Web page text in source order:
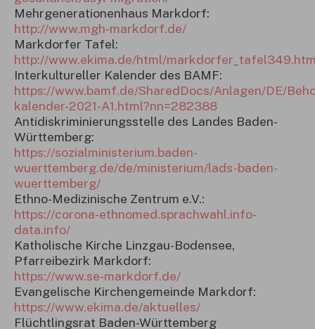
Mehrgenerationenhaus Markdorf:
http://www.mgh-markdorf.de/
Markdorfer Tafel:
http://www.ekima.de/html/
Interkultureller Kalender des BAMF:
https://www.bamf.de/SharedDocs/Anlagen/DE/
kalender-2021-A1.html?nn=282388
Antidiskriminierungsstelle des Landes Baden-
Württemberg:
https://sozialministerium.baden-
wuerttemberg.de/de/ministerium/lads-baden-
wuerttemberg/
Ethno-Medizinische Zentrum e.V.:
https://corona-ethnomed.sprachwahl.info-
data.info/
Katholische Kirche Linzgau-Bodensee,
Pfarreibezirk Markdorf:
https://www.se-markdorf.de/
Evangelische Kirchengemeinde Markdorf:
https://www.ekima.de/aktuelles/
Flüchtlingsrat Baden-Württemberg